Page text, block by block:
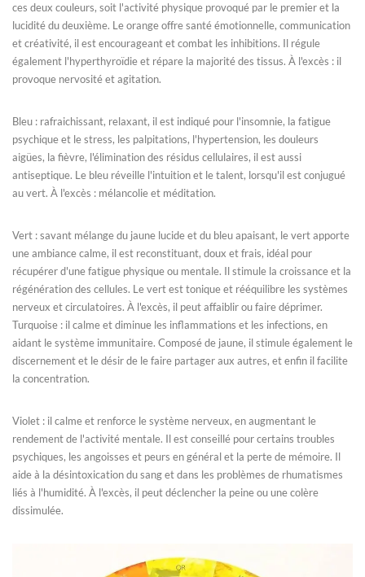
ces deux couleurs, soit l'activité physique provoqué par le premier et la
lucidité du deuxième. Le orange offre santé émotionnelle, communication
et créativité, il est encourageant et combat les inhibitions. Il régule
également l'hyperthyroïdie et répare la majorité des tissus. À l'excès : il
provoque nervosité et agitation.
Bleu : rafraichissant, relaxant, il est indiqué pour l'insomnie, la fatigue
psychique et le stress, les palpitations, l'hypertension, les douleurs
aigües, la fièvre, l'élimination des résidus cellulaires, il est aussi
antiseptique. Le bleu réveille l'intuition et le talent, lorsqu'il est conjugué
au vert. À l'excès : mélancolie et méditation.
Vert : savant mélange du jaune lucide et du bleu apaisant, le vert apporte
une ambiance calme, il est reconstituant, doux et frais, idéal pour
récupérer d'une fatigue physique ou mentale. Il stimule la croissance et la
régénération des cellules. Le vert est tonique et rééquilibre les systèmes
nerveux et circulatoires. À l'excès, il peut affaiblir ou faire déprimer.
Turquoise : il calme et diminue les inflammations et les infections, en
aidant le système immunitaire. Composé de jaune, il stimule également le
discernement et le désir de le faire partager aux autres, et enfin il facilite
la concentration.
Violet : il calme et renforce le système nerveux, en augmentant le
rendement de l'activité mentale. Il est conseillé pour certains troubles
psychiques, les angoisses et peurs en général et la perte de mémoire. Il
aide à la désintoxication du sang et dans les problèmes de rhumatismes
liés à l'humidité. À l'excès, il peut déclencher la peine ou une colère
dissimulée.